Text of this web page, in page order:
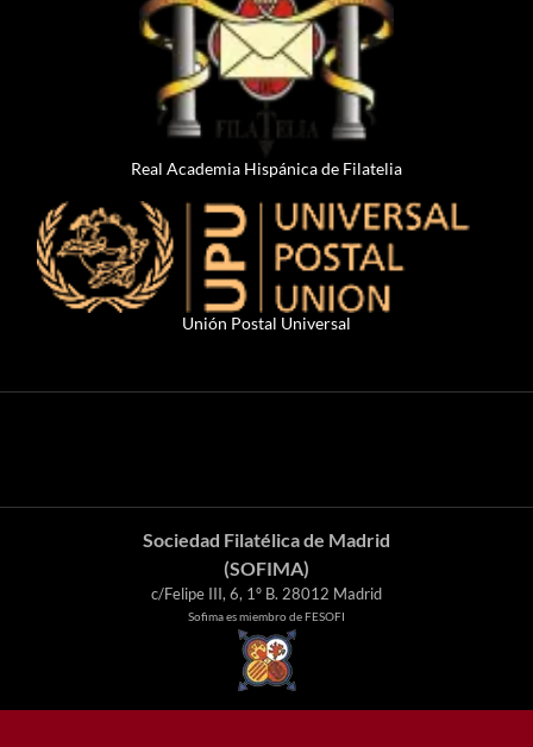
Real Academia Hispánica de Filatelia
Unión Postal Universal
Sociedad Filatélica de Madrid
(SOFIMA)
c/Felipe III, 6, 1º B. 28012 Madrid
Sofima es miembro de FESOFI